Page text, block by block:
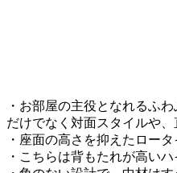
・お部屋の主役となれるふ
だけでなく対面スタイルや
・座面の高さを抑えたロー
・こちらは背もたれが高い